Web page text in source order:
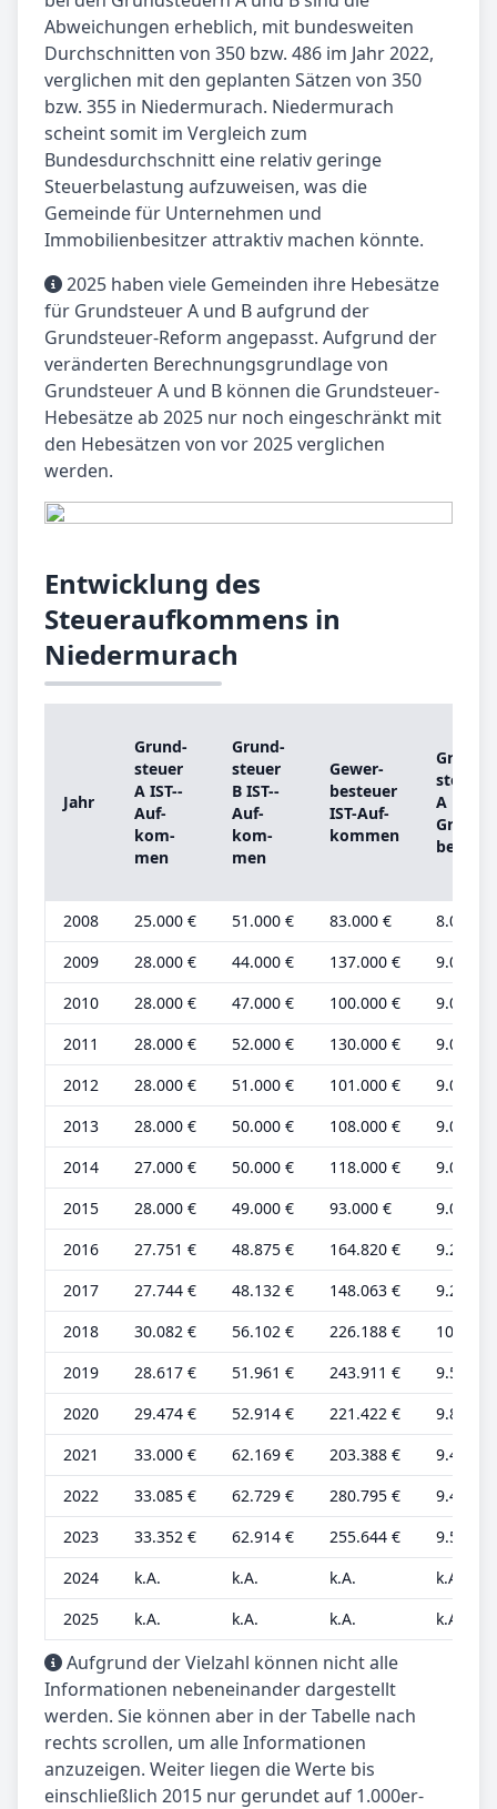
Abweichungen erheblich, mit bundesweiten
Durchschnitten von 350 bzw. 486 im Jahr 2022,
verglichen mit den geplanten Sätzen von 350
bzw. 355 in Niedermurach. Niedermurach
scheint somit im Vergleich zum
Bundesdurchschnitt eine relativ geringe
Steuerbelastung aufzuweisen, was die
Gemeinde für Unternehmen und
Immobilienbesitzer attraktiv machen könnte.
2025 haben viele Gemeinden ihre Hebesätze
für Grundsteuer A und B aufgrund der
Grundsteuer-Reform angepasst. Aufgrund der
veränderten Berechnungsgrundlage von
Grundsteuer A und B können die Grundsteuer-
Hebesätze ab 2025 nur noch eingeschränkt mit
den Hebesätzen von vor 2025 verglichen
werden.
Entwicklung des
Steueraufkommens in
Niedermurach
Jahr
Grund­
steu­er
A IST-­
Auf­
kom­
men
Grund­
steu­er
B IST-­
Auf­
kom­
men
Ge­wer­
be­steu­er
IST-­Auf­
kom­men
Grund­
steu­er
A
Grund­
be­trag
2008 25.000 € 51.000 € 83.000 €
8.000 €
2009
28.000 € 44.000 € 137.000 €
9.000 €
2010
28.000 € 47.000 € 100.000 €
9.000 €
2011
28.000 € 52.000 € 130.000 €
9.000 €
2012
28.000 € 51.000 € 101.000 €
9.000 €
2013
28.000 € 50.000 € 108.000 €
9.000 €
2014
27.000 € 50.000 € 118.000 €
9.000 €
2015
28.000 € 49.000 € 93.000 €
9.000 €
2016
27.751 € 48.875 € 164.820 €
9.250 €
2017
27.744 € 48.132 € 148.063 €
9.248 €
2018
30.082 € 56.102 € 226.188 €
10.027 €
2019
28.617 € 51.961 € 243.911 €
9.539 €
2020
29.474 € 52.914 € 221.422 €
9.825 €
2021
33.000 € 62.169 € 203.388 €
9.429 €
2022
33.085 € 62.729 € 280.795 €
9.453 €
2023
33.352 € 62.914 € 255.644 €
9.529 €
2024
k.A. k.A. k.A.
k.A.
2025
k.A. k.A. k.A. k.A.
Aufgrund der Vielzahl können nicht alle
Informationen nebeneinander dargestellt
werden. Sie können aber in der Tabelle nach
rechts scrollen, um alle Informationen
anzuzeigen. Weiter liegen die Werte bis
einschließlich 2015 nur gerundet auf 1.000er-